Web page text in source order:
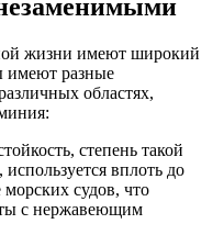
жизни имеют широкий
имеют разные
областях,
степень такой
используется вплоть до
судов, что
с нержавеющим